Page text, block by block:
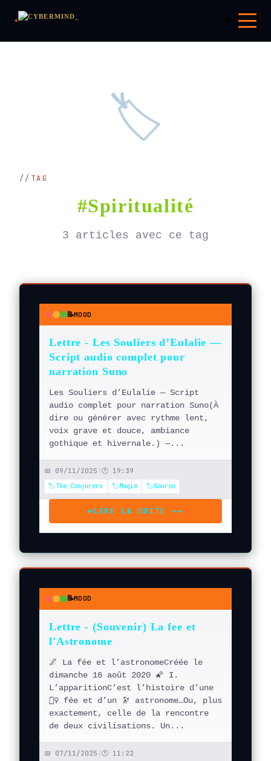
🏷️
TAG
#Spiritualité
3 articles avec ce tag
● ● ●📝MOOD
Lettre - Les Souliers d’Eulalie —
Script audio complet pour
narration Suno
Les Souliers d’Eulalie — Script
audio complet pour narration Suno(À
dire ou générer avec rythme lent,
voix grave et douce, ambiance
gothique et hivernale.) —...
📅 09/11/2025 | 🕐 19:39
🏷️The Conjurers
🏷️Magie 🏷️Gourou
▶LIRE LA SUITE →→
● ● ●📝MOOD
Lettre - (Souvenir) La fee et
l'Astronome
🌌 La fée et l’astronomeCréée le
dimanche 16 août 2020 🌠 I.
L’apparitionC’est l’histoire d’une
🧚‍♀️ fée et d’un 🔭 astronome…Ou, plus
exactement, celle de la rencontre
de deux civilisations. Un...
📅 07/11/2025 | 🕐 11:22